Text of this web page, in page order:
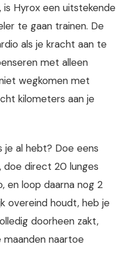
Hyrox een uitstekende
te gaan trainen. De
als je kracht aan te
met alleen
wegkomen met
kilometers aan je
je al hebt? Doe eens
doe direct 20 lunges
en loop daarna nog 2
overeind houdt, heb je
doorheen zakt,
naartoe